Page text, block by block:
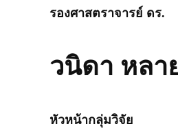
รองศาสตราจารย์ ดร.
วนิดา หล
หัวหน้ากลุ่มวิจัย